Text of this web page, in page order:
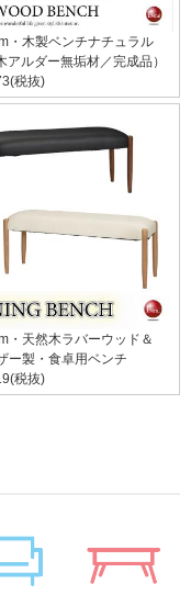
・木製ベンチナチュラル
アルダー無垢材／完成品）
税抜)
・天然木ラバーウッド＆
ー製・食卓用ベンチ
税抜)